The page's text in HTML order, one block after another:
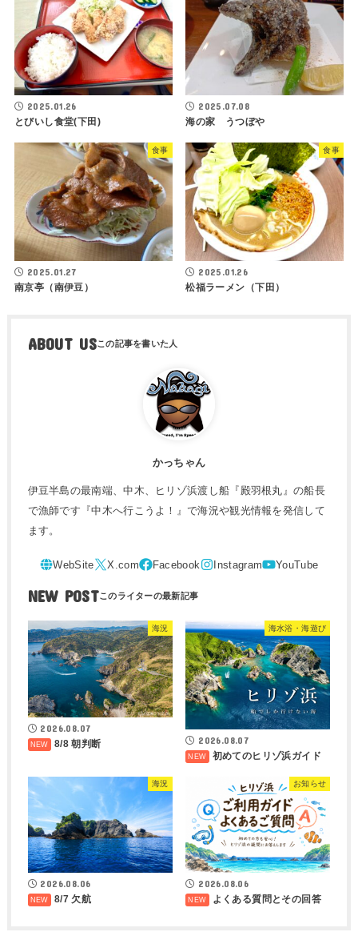
2025.01.26
とびいし食堂(下田)
2025.07.08
海の家 うつぼや
食事
2025.01.27
南京亭（南伊豆）
食事
2025.01.26
松福ラーメン（下田）
ABOUT US
かっちゃん
伊豆半島の最南端、中木、ヒリゾ浜渡し船『殿羽根丸』の船長
で漁師です『中木へ行こうよ！』で海況や観光情報を発信して
ます。
NEW POST
海況
2026.08.07
8/8 朝判断
海水浴・海遊び
2026.08.07
初めてのヒリゾ浜ガイド
海況
2026.08.06
8/7 欠航
お知らせ
2026.08.06
よくある質問とその回答